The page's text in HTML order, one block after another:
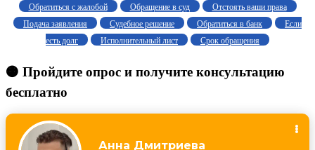
Обратиться с жалобой Обращение в суд
Отстоять ваши права
Подача заявления
Судебное решение Обратиться в банк
Если
есть долг
Исполнительный лист Срок обращения
🟠 Пройдите опрос и получите консультацию
бесплатно